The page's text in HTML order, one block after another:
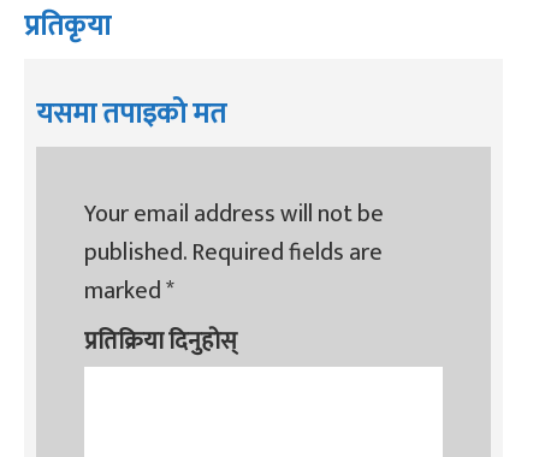
प्रतिकृया
यसमा तपाइको मत
Your email address will not be
published.Required fields are
marked*
प्रतिक्रिया दिनुहोस्